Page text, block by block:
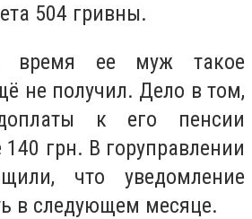
504 гривны.
ее муж такое
не получил. Дело в том,
к его пенсии
140 грн. В горуправлении
что уведомление
в следующем месяце.